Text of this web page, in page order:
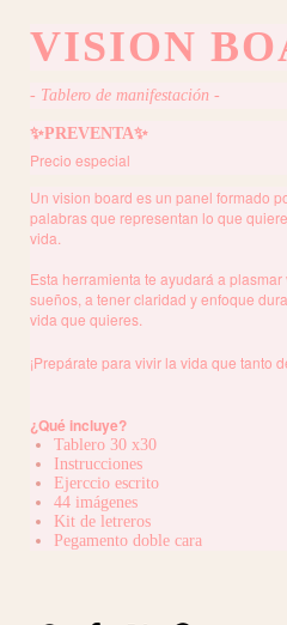
VISION
- Tablero de manifestación -
✨PREVENTA✨
Precio especial
Un vision board es un panel formado
palabras que representan lo que
vida.
Esta herramienta te ayudará a
sueños, a tener claridad y enfoque
vida que quieres.
¡Prepárate para vivir la vida que tanto
¿Qué incluye?
Tablero 30 x30
Instrucciones
Ejerccio escrito
44 imágenes
Kit de letreros
Pegamento doble cara